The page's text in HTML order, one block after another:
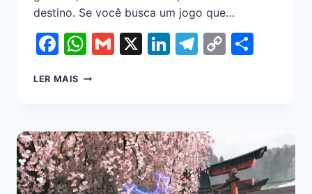
destino. Se você busca um jogo que…
Facebook
WhatsApp
Gmail
X LinkedIn
Telegram
Copy
LER MAIS